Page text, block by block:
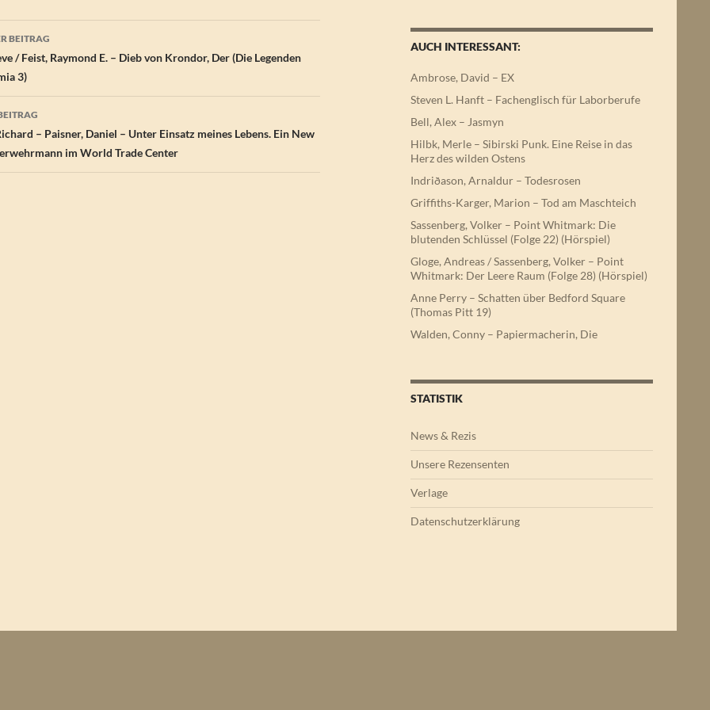
BEITRAG
/ Feist, Raymond E. – Dieb von Krondor, Der (Die Legenden
3)
– Paisner, Daniel – Unter Einsatz meines Lebens. Ein New
im World Trade Center
AUCH INTERESSANT:
Ambrose, David – EX
Steven L. Hanft – Fachenglisch für Laborberufe
Bell, Alex – Jasmyn
Hilbk, Merle – Sibirski Punk. Eine Reise in das
Herz des wilden Ostens
Indriðason, Arnaldur – Todesrosen
Griffiths-Karger, Marion – Tod am Maschteich
Sassenberg, Volker – Point Whitmark: Die
blutenden Schlüssel (Folge 22) (Hörspiel)
Gloge, Andreas / Sassenberg, Volker – Point
Whitmark: Der Leere Raum (Folge 28) (Hörspiel)
Anne Perry – Schatten über Bedford Square
(Thomas Pitt 19)
Walden, Conny – Papiermacherin, Die
STATISTIK
News & Rezis
Unsere Rezensenten
Verlage
Datenschutzerklärung